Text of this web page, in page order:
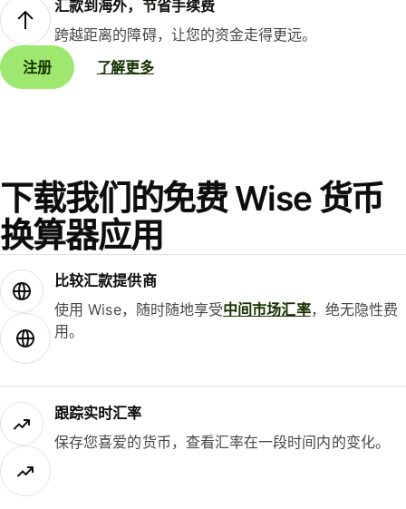
汇款到海外，节省手续费
跨越距离的障碍，让您的资金走得更远。
注册
了解更多
下载我们的免费 Wise 货币
换算器应用
比较汇款提供商
使用 Wise，随时随地享受中间市场汇率，绝无隐性费
用。
跟踪实时汇率
保存您喜爱的货币，查看汇率在一段时间内的变化。